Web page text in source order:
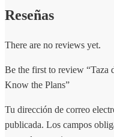
Reseñas
There are no reviews yet.
Be the first to review “Taza
Know the Plans”
Tu dirección de correo
publicada. Los campos